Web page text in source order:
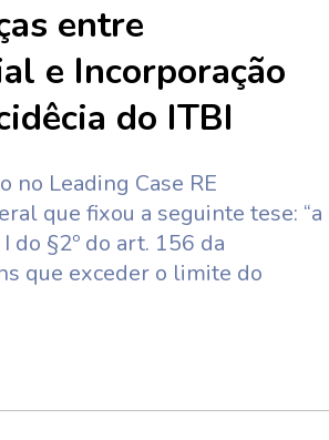
entre
e Incorporação
do ITBI
Leading Case RE
que fixou a seguinte tese: “a
do §2º do art. 156 da
que exceder o limite do